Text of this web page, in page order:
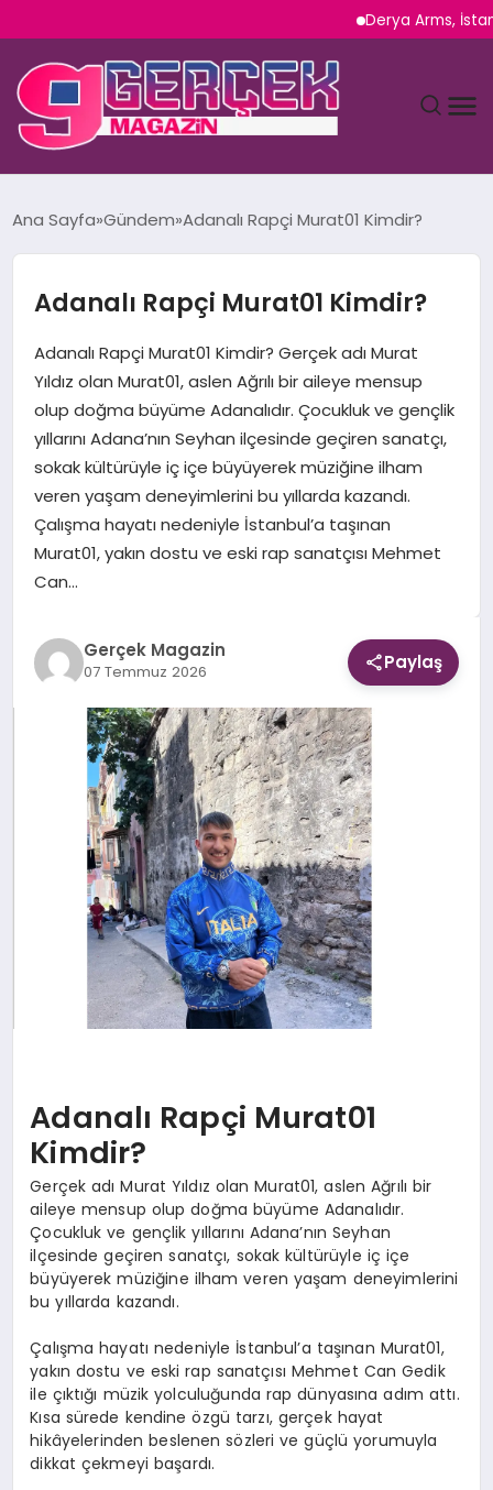
Derya Arms, İstanbul
YAŞAM
SPOR
TEKNOLOJI
SAĞLIK
SIYASET
EKONOMI
Ana Sayfa Gündem Adanalı Rapçi Murat01 Kimdir?
Adanalı Rapçi Murat01 Kimdir?
Adanalı Rapçi Murat01 Kimdir? Gerçek adı Murat
Yıldız olan Murat01, aslen Ağrılı bir aileye mensup
olup doğma büyüme Adanalıdır. Çocukluk ve gençlik
yıllarını Adana’nın Seyhan ilçesinde geçiren sanatçı,
sokak kültürüyle iç içe büyüyerek müziğine ilham
veren yaşam deneyimlerini bu yıllarda kazandı.
Çalışma hayatı nedeniyle İstanbul’a taşınan
Murat01, yakın dostu ve eski rap sanatçısı Mehmet
Can…
Gerçek Magazin
07 Temmuz 2026 Paylaş
Adanalı Rapçi Murat01
Kimdir?
Gerçek adı Murat Yıldız olan Murat01, aslen Ağrılı bir
aileye mensup olup doğma büyüme Adanalıdır.
Çocukluk ve gençlik yıllarını Adana’nın Seyhan
ilçesinde geçiren sanatçı, sokak kültürüyle iç içe
büyüyerek müziğine ilham veren yaşam deneyimlerini
bu yıllarda kazandı.
Çalışma hayatı nedeniyle İstanbul’a taşınan Murat01,
yakın dostu ve eski rap sanatçısı Mehmet Can Gedik
ile çıktığı müzik yolculuğunda rap dünyasına adım attı.
Kısa sürede kendine özgü tarzı, gerçek hayat
hikâyelerinden beslenen sözleri ve güçlü yorumuyla
dikkat çekmeyi başardı.